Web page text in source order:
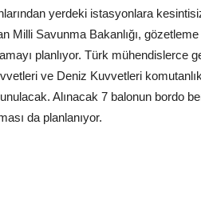
yerdeki istasyonlara
Milli Savunma Bakanlığı,
planlıyor. Türk mühendislerce
ve Deniz Kuvvetleri
Alınacak 7 balonun bordo
da planlanıyor.